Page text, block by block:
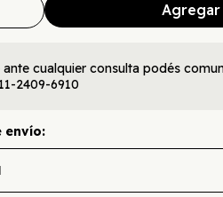
ante cualquier consulta podés
2409-6910
envío: